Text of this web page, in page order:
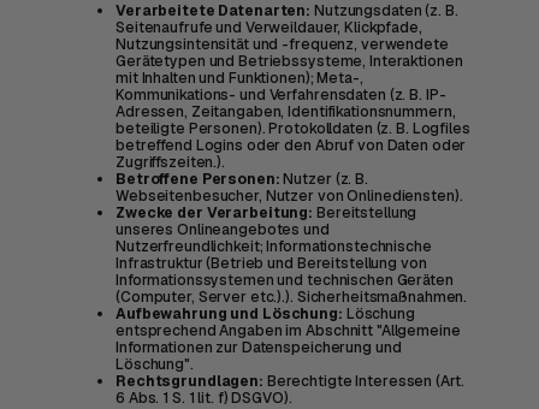
Verarbeitete Datenarten: Nutzungsdaten (z. B.
Seitenaufrufe und Verweildauer, Klickpfade,
Nutzungsintensität und -frequenz, verwendete
Gerätetypen und Betriebssysteme, Interaktionen
mit Inhalten und Funktionen); Meta-,
Kommunikations- und Verfahrensdaten (z. B. IP-
Adressen, Zeitangaben, Identifikationsnummern,
beteiligte Personen). Protokolldaten (z. B. Logfiles
betreffend Logins oder den Abruf von Daten oder
Zugriffszeiten.).
Betroffene Personen:Nutzer (z. B.
Webseitenbesucher, Nutzer von Onlinediensten).
Zwecke der Verarbeitung: Bereitstellung
unseres Onlineangebotes und
Nutzerfreundlichkeit; Informationstechnische
Infrastruktur (Betrieb und Bereitstellung von
Informationssystemen und technischen Geräten
(Computer, Server etc.).). Sicherheitsmaßnahmen.
Aufbewahrung und Löschung: Löschung
entsprechend Angaben im Abschnitt "Allgemeine
Informationen zur Datenspeicherung und
Löschung".
Rechtsgrundlagen: Berechtigte Interessen (Art.
6 Abs. 1 S. 1 lit. f) DSGVO).